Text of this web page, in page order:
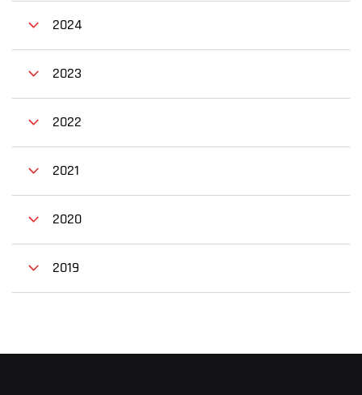
2024
2023
2022
2021
2020
2019